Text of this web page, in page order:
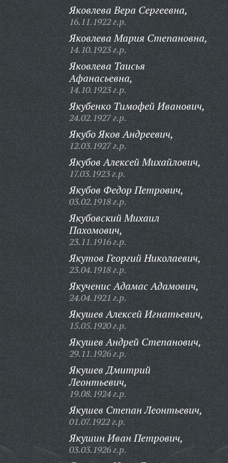
Яковлева Вера Сергеевна,
16.11.1922 г.р.
Яковлева Мария Степановна,
14.10.1923 г.р.
Яковлева Таисья
Афанасьевна,
14.10.1923 г.р.
Якубенко Тимофей Иванович,
24.02.1927 г.р.
Якубо Яков Андреевич,
12.03.1927 г.р.
Якубов Алексей Михайлович,
17.03.1923 г.р.
Якубов Федор Петрович,
03.02.1918 г.р.
Якубовский Михаил
Пахомович,
23.11.1916 г.р.
Якутов Георгий Николаевич,
23.04.1918 г.р.
Якученис Адамас Адамович,
24.04.1921 г.р.
Якушев Алексей Игнатьевич,
15.05.1920 г.р.
Якушев Андрей Степанович,
29.11.1926 г.р.
Якушев Дмитрий
Леонтьевич,
19.08.1924 г.р.
Якушев Степан Леонтьевич,
01.07.1922 г.р.
Якушин Иван Петрович,
03.03.1926 г.р.